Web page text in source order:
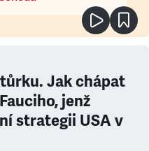
Jak chápat
jenž
strategii USA v